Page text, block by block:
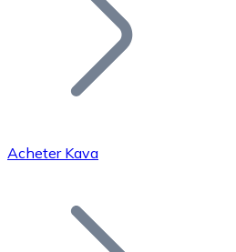
Bitcoin
Acheter Kava